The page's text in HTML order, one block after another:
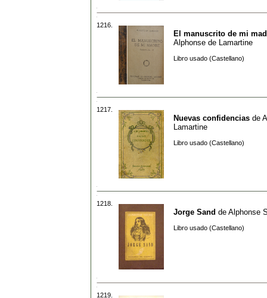
1216.
El manuscrito de mi
Alphonse de Lamartine
Libro usado (Castellano)
1217.
Nuevas confidencias de
Lamartine
Libro usado (Castellano)
1218.
Jorge Sand de Alphonse
Libro usado (Castellano)
1219.